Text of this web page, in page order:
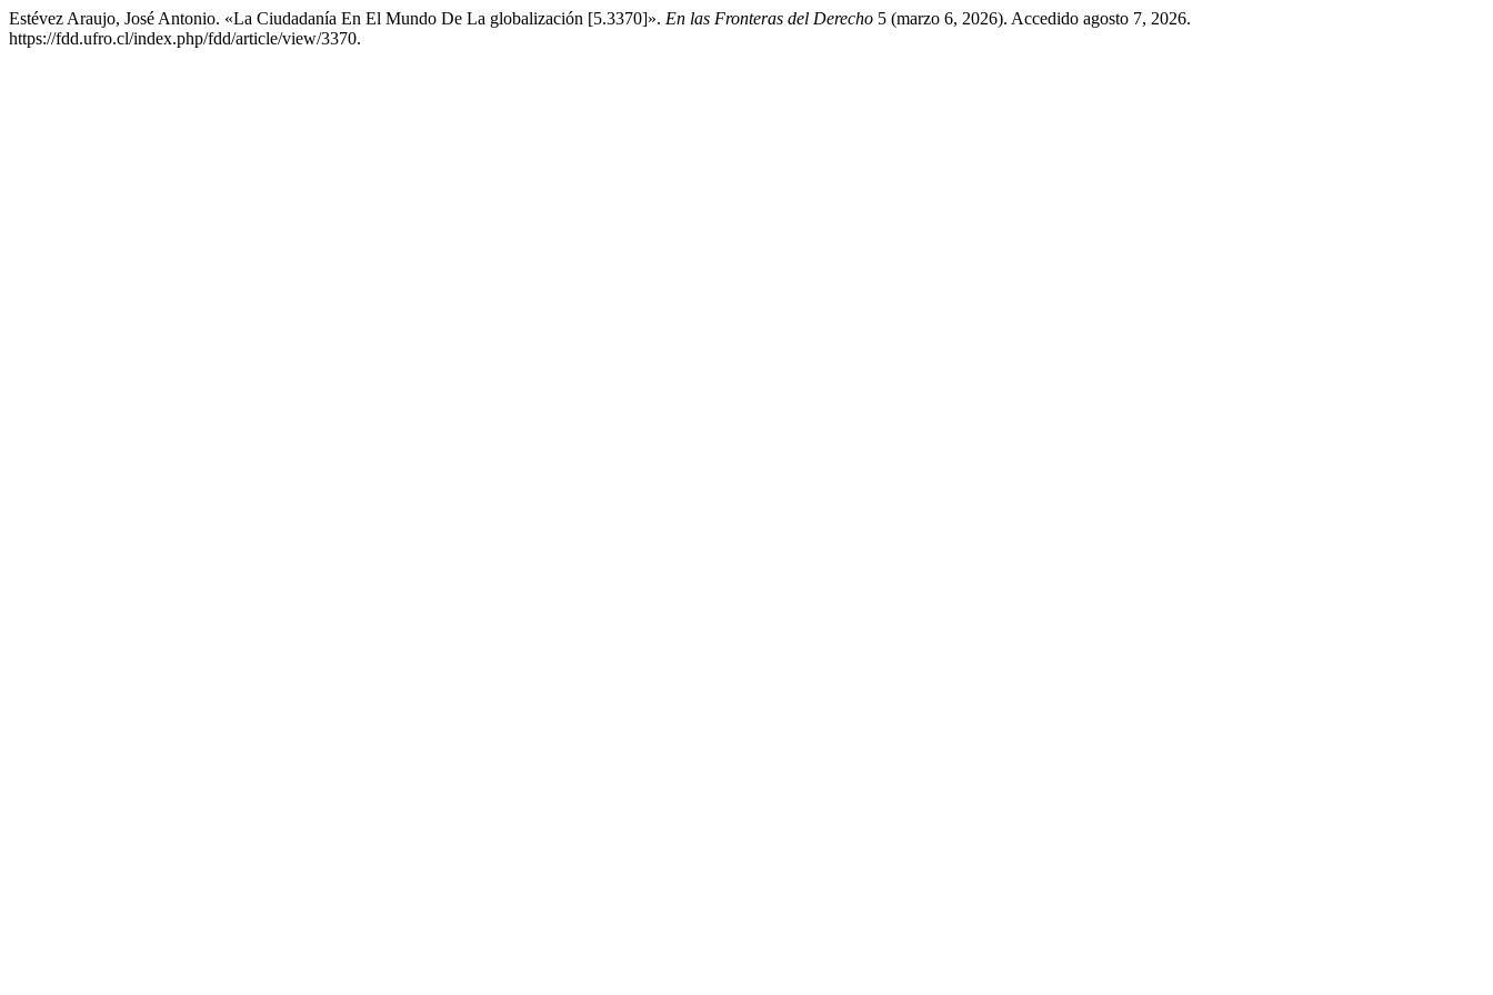
Estévez Araujo, José Antonio. «La Ciudadanía En El Mundo De La globalización [5.3370]». En las Fronteras del Derecho 5 (marzo 6, 2026). Accedido agosto 7, 2026.
https://fdd.ufro.cl/index.php/fdd/article/view/3370.